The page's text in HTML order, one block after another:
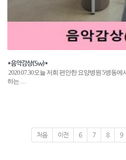
*음악감상(5w)*
2020.07.30오늘 저희 편안한 요양병원 5병동
하는 …
처음 이전 6 7 8 9